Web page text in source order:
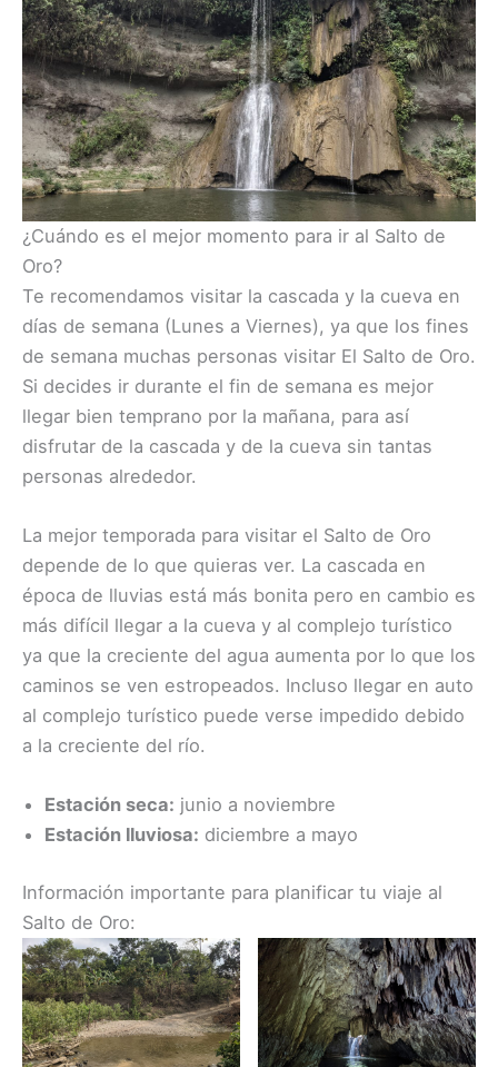
¿Cuándo es el mejor momento para ir al Salto de
Oro?
Te recomendamos visitar la cascada y la cueva en
días de semana (Lunes a Viernes), ya que los fines
de semana muchas personas visitar El Salto de Oro.
Si decides ir durante el fin de semana es mejor
llegar bien temprano por la mañana, para así
disfrutar de la cascada y de la cueva sin tantas
personas alrededor.
La mejor temporada para visitar el Salto de Oro
depende de lo que quieras ver. La cascada en
época de lluvias está más bonita pero en cambio es
más difícil llegar a la cueva y al complejo turístico
ya que la creciente del agua aumenta por lo que los
caminos se ven estropeados. Incluso llegar en auto
al complejo turístico puede verse impedido debido
a la creciente del río.
Estación seca: junio a noviembre
Estación lluviosa: diciembre a mayo
Información importante para planificar tu viaje al
Salto de Oro: